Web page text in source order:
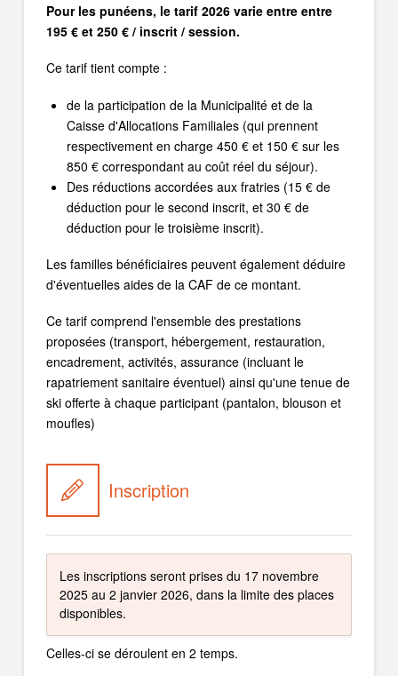
Pour les punéens, le tarif 2026 varie entre entre
195 € et 250 € / inscrit / session.
Ce tarif tient compte :
de la participation de la Municipalité et de la
Caisse d'Allocations Familiales (qui prennent
respectivement en charge 450 € et 150 € sur les
850 € correspondant au coût réel du séjour).
Des réductions accordées aux fratries (15 € de
déduction pour le second inscrit, et 30 € de
déduction pour le troisième inscrit).
Les familles bénéficiaires peuvent également déduire
d'éventuelles aides de la CAF de ce montant.
Ce tarif comprend l'ensemble des prestations
proposées (transport, hébergement, restauration,
encadrement, activités, assurance (incluant le
rapatriement sanitaire éventuel) ainsi qu'une tenue de
ski offerte à chaque participant (pantalon, blouson et
moufles)
Inscription
Les inscriptions seront prises du 17 novembre
2025 au 2 janvier 2026, dans la limite des places
disponibles.
Celles-ci se déroulent en 2 temps.